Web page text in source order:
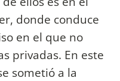
donde conduce
en el que no
privadas. En este
sometió a la